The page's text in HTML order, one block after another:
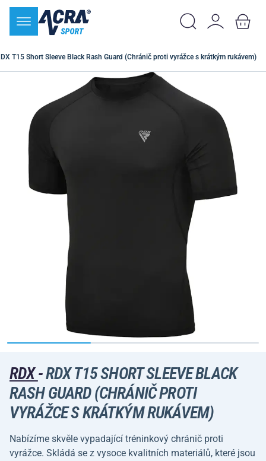
T15 Short Sleeve Black Rash Guard (Chránič proti vyrážce s krátkým rukávem)
RDX-RDX T15 SHORT SLEEVE BLACK
RASH GUARD (CHRÁNIČ PROTI
VYRÁŽCE S KRÁTKÝM RUKÁVEM)
Nabízíme skvěle vypadající tréninkový chránič proti
vyrážce. Skládá se z vysoce kvalitních materiálů, které jsou